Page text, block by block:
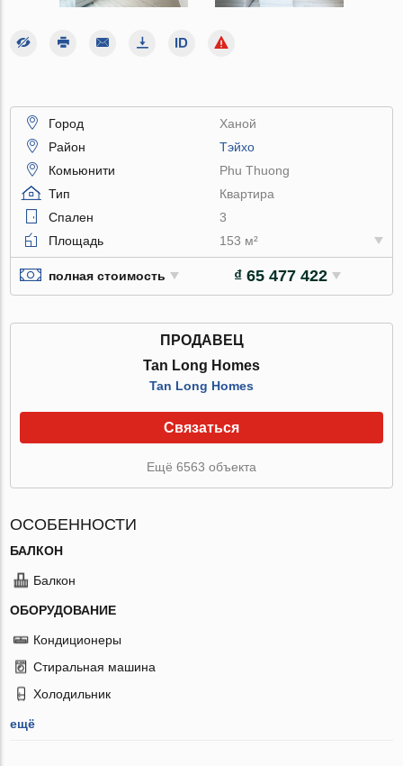
Город
Ханой
Район
Тэйхо
Комьюнити
Phu Thuong
Тип
Квартира
Спален
3
Площадь
153 м²
полная стоимость ₫ 65 477 422
ПРОДАВЕЦ
Tan Long Homes
Tan Long Homes
Связаться
Ещё 6563 объекта
ОСОБЕННОСТИ
БАЛКОН
Балкон
ОБОРУДОВАНИЕ
Кондиционеры
Стиральная машина
Холодильник
ещё